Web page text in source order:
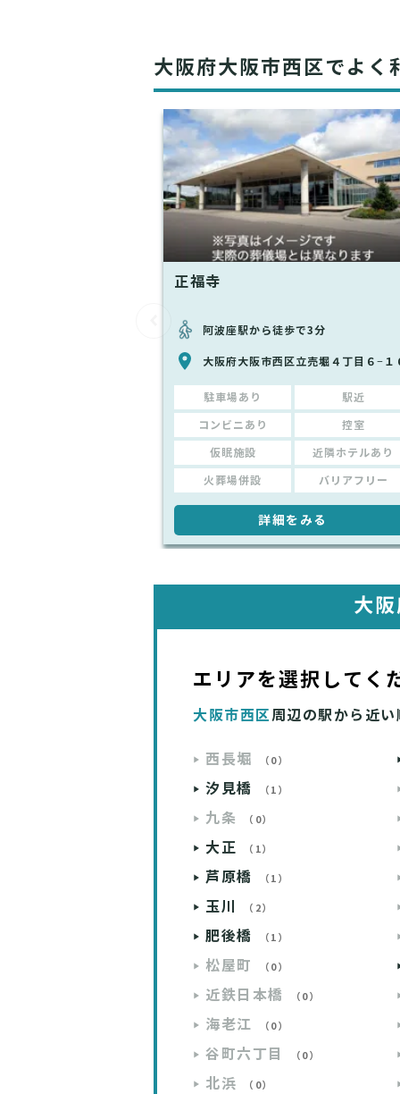
大阪府大阪市西区でよく
正福寺
阿波座駅から徒歩で3分
大阪府大阪市西区立売堀４丁目６−１
駐車場あり 駅近
コンビニあり 控室
仮眠施設 近隣ホテルあり
火葬場併設 バリアフリー
詳細をみる
大
エリアを選択してく
大阪市西区周辺の駅から近い
西長堀 （0）
汐見橋 （1）
九条 （0）
大正 （1）
芦原橋 （1）
玉川 （2）
肥後橋 （1）
松屋町 （0）
近鉄日本橋 （0）
海老江 （0）
谷町六丁目 （0）
北浜 （0）